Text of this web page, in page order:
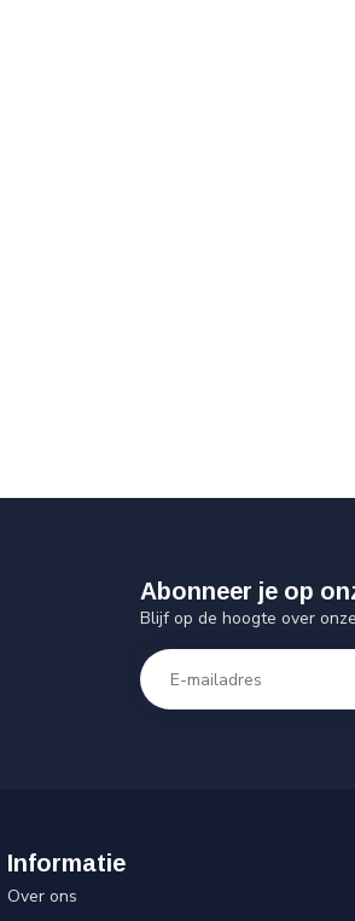
Abonneer je op
Blijf op de hoogte over
Informatie
Over ons